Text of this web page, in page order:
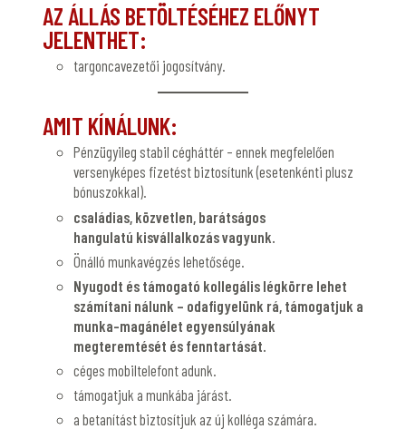
AZ ÁLLÁS BETÖLTÉSÉHEZ ELŐNYT
JELENTHET:
targoncavezetői jogosítvány.
AMIT KÍNÁLUNK:
Pénzügyileg stabil cégháttér – ennek megfelelően
versenyképes fizetést biztosítunk (esetenkénti plusz
bónuszokkal).
családias, közvetlen, barátságos
hangulatú kisvállalkozás vagyunk.
Önálló munkavégzés lehetősége.
Nyugodt és támogató kollegális légkörre lehet
számítani nálunk – odafigyelünk rá, támogatjuk a
munka-magánélet egyensúlyának
megteremtését és fenntartását.
céges mobiltelefont adunk.
támogatjuk a munkába járást.
a betanítást biztosítjuk az új kolléga számára.